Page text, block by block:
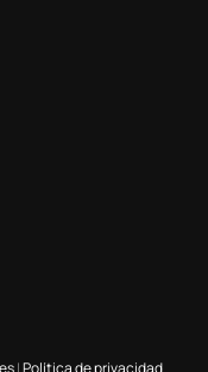
|Política de privacidad